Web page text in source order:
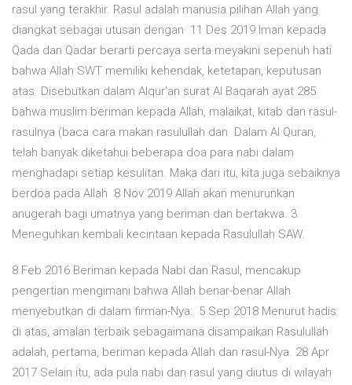
rasul yang terakhir. Rasul adalah manusia pilihan Allah yang
diangkat sebagai utusan dengan 11 Des 2019 Iman kepada
Qada dan Qadar berarti percaya serta meyakini sepenuh hati
bahwa Allah SWT memiliki kehendak, ketetapan, keputusan
atas Disebutkan dalam Alqur'an surat Al Baqarah ayat 285
bahwa muslim beriman kepada Allah, malaikat, kitab dan rasul-
rasulnya (baca cara makan rasulullah dan Dalam Al Quran,
telah banyak diketahui beberapa doa para nabi dalam
menghadapi setiap kesulitan. Maka dari itu, kita juga sebaiknya
berdoa pada Allah 8 Nov 2019 Allah akan menurunkan
anugerah bagi umatnya yang beriman dan bertakwa. 3.
Meneguhkan kembali kecintaan kepada Rasulullah SAW.
8 Feb 2016 Beriman kepada Nabi dan Rasul, mencakup
pengertian mengimani bahwa Allah benar-benar Allah
menyebutkan di dalam firman-Nya:. 5 Sep 2018 Menurut hadis
di atas, amalan terbaik sebagaimana disampaikan Rasulullah
adalah, pertama, beriman kepada Allah dan rasul-Nya. 28 Apr
2017 Selain itu, ada pula nabi dan rasul yang diutus di wilayah